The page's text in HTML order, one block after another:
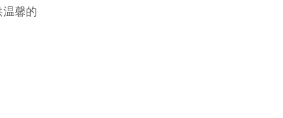
馨的